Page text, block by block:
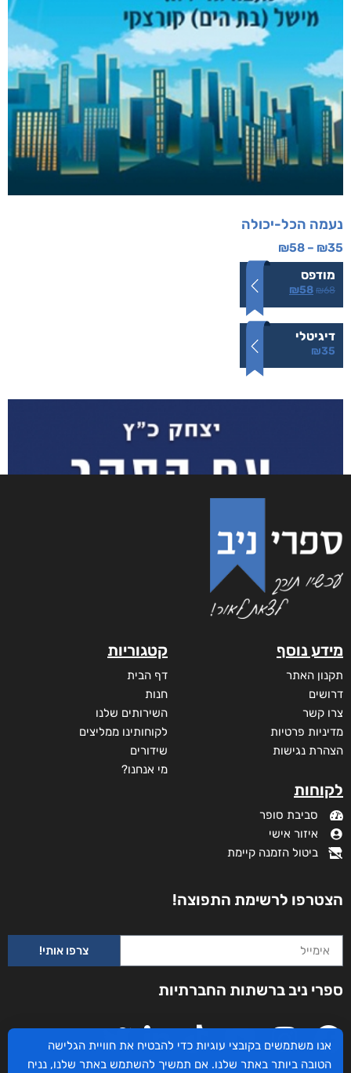
נעמה הכל-יכולה
₪35
–
₪58
מודפס
₪68
₪58
דיגיטלי
₪35
עם הסקר
₪35
–
₪73
₪73
מידע נוסף
תקנון האתר
דרושים
צרו קשר
מדיניות פרטיות
הצהרת נגישות
לקוחות
סביבת סופר
איזור אישי
ביטול הזמנה קיימת
קטגוריות
דף הבית
חנות
השירותים שלנו
לקוחותינו ממליצים
שידורים
מי אנחנו?
הצטרפו לרשימת התפוצה!
צרפו אותי!
ספרי ניב ברשתות החברתיות
אנו משתמשים בקובצי עוגיות כדי להבטיח את חוויית הגלישה
הטובה ביותר באתר שלנו. אם תמשיך להשתמש באתר שלנו, נניח